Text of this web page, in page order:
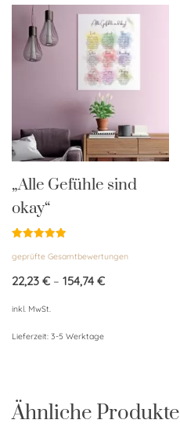
„Alle Gefühle sind
okay“
mit
von 5
geprüfte Gesamtbewertungen
22,23 € – 154,74 €
inkl. MwSt.
Lieferzeit: 3-5 Werktage
Ähnliche Produkte